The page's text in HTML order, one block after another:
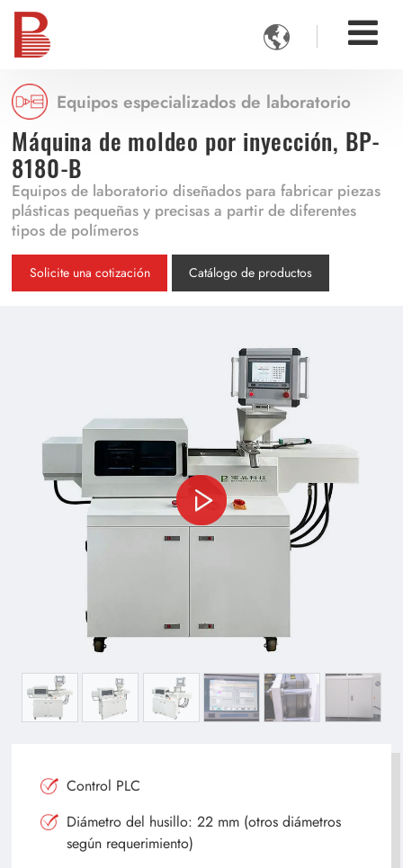

Equipos especializados de laboratorio
Máquina de moldeo por inyección, BP-
8180-B
Equipos de laboratorio diseñados para fabricar piezas
plásticas pequeñas y precisas a partir de diferentes
tipos de polímeros
Solicite una cotización Catálogo de productos
Control PLC
Diámetro del husillo: 22 mm (otros diámetros
según requerimiento)